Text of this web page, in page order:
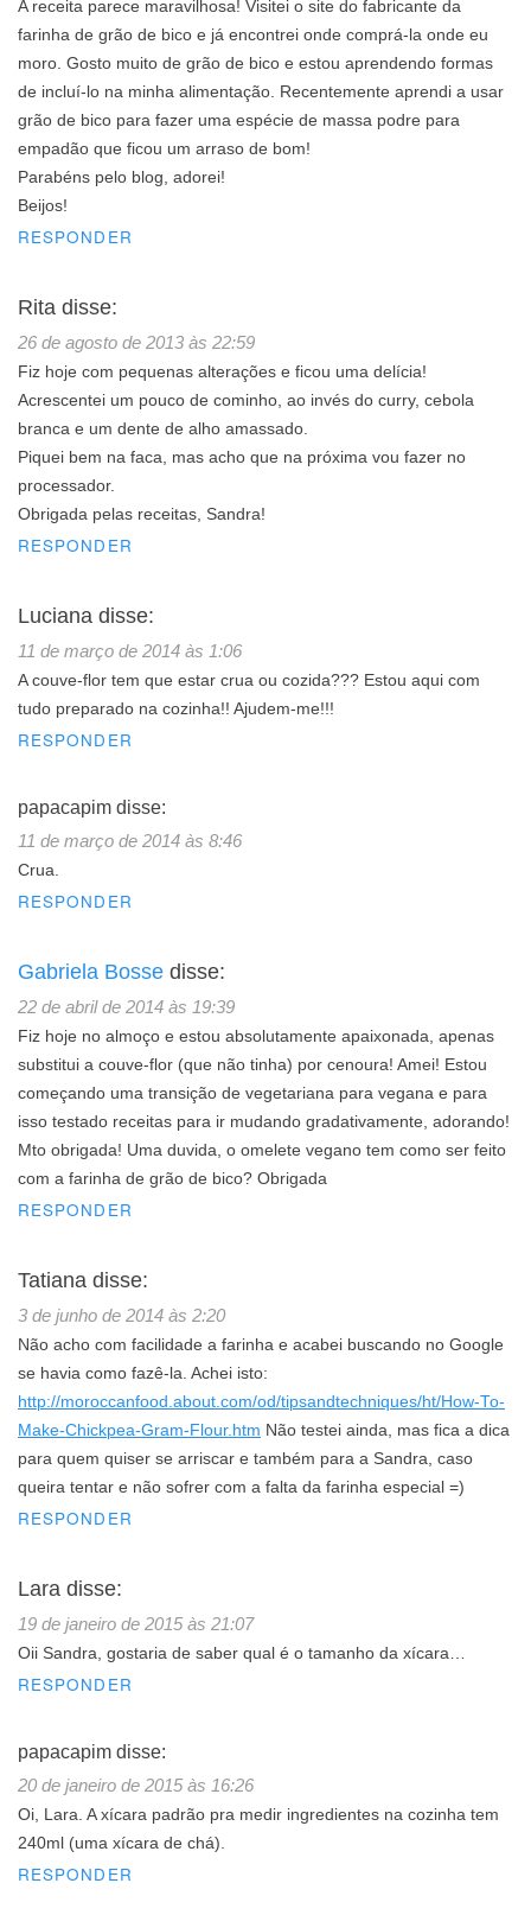
A receita parece maravilhosa! Visitei o site do fabricante da
farinha de grão de bico e já encontrei onde comprá-la onde eu
moro. Gosto muito de grão de bico e estou aprendendo formas
de incluí-lo na minha alimentação. Recentemente aprendi a usar
grão de bico para fazer uma espécie de massa podre para
empadão que ficou um arraso de bom!
Parabéns pelo blog, adorei!
Beijos!
RESPONDER
Rita disse:
26 de agosto de 2013 às 22:59
Fiz hoje com pequenas alterações e ficou uma delícia!
Acrescentei um pouco de cominho, ao invés do curry, cebola
branca e um dente de alho amassado.
Piquei bem na faca, mas acho que na próxima vou fazer no
processador.
Obrigada pelas receitas, Sandra!
RESPONDER
Luciana disse:
11 de março de 2014 às 1:06
A couve-flor tem que estar crua ou cozida??? Estou aqui com
tudo preparado na cozinha!! Ajudem-me!!!
RESPONDER
papacapim disse:
11 de março de 2014 às 8:46
Crua.
RESPONDER
Gabriela Bosse disse:
22 de abril de 2014 às 19:39
Fiz hoje no almoço e estou absolutamente apaixonada, apenas
substitui a couve-flor (que não tinha) por cenoura! Amei! Estou
começando uma transição de vegetariana para vegana e para
isso testado receitas para ir mudando gradativamente, adorando!
Mto obrigada! Uma duvida, o omelete vegano tem como ser feito
com a farinha de grão de bico? Obrigada
RESPONDER
Tatiana disse:
3 de junho de 2014 às 2:20
Não acho com facilidade a farinha e acabei buscando no Google
se havia como fazê-la. Achei isto:
http://moroccanfood.about.com/od/tipsandtechniques/ht/How-To-
Make-Chickpea-Gram-Flour.htm Não testei ainda, mas fica a dica
para quem quiser se arriscar e também para a Sandra, caso
queira tentar e não sofrer com a falta da farinha especial =)
RESPONDER
Lara disse:
19 de janeiro de 2015 às 21:07
Oii Sandra, gostaria de saber qual é o tamanho da xícara…
RESPONDER
papacapim disse:
20 de janeiro de 2015 às 16:26
Oi, Lara. A xícara padrão pra medir ingredientes na cozinha tem
240ml (uma xícara de chá).
RESPONDER